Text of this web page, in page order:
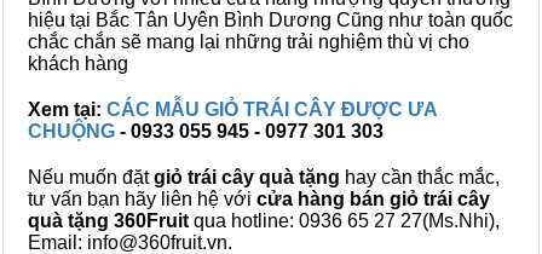
hiệu tại Bắc Tân Uyên Bình Dương Cũng như toàn quốc
chắc chắn sẽ mang lại những trải nghiệm thù vị cho
khách hàng
Xem tại: CÁC MẪU GIỎ TRÁI CÂY ĐƯỢC ƯA
CHUỘNG - 0933 055 945 - 0977 301 303
Nếu muốn đặtgiỏ trái cây quà tặng hay cần thắc mắc,
tư vấn bạn hãy liên hệ với cửa hàng bán giỏ trái cây
quà tặng 360Fruit qua hotline: 0936 65 27 27(Ms.Nhi),
Email: info@360fruit.vn.